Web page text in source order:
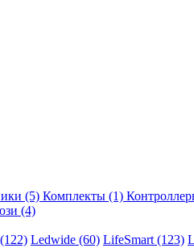
(5) Комплекты (1)
(4)
(122) Ledwide (60) LifeSmart (123)